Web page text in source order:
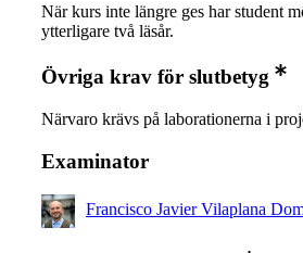
När kurs inte längre ges har student
ytterligare två läsår.
Övriga krav för slutbetyg
Närvaro krävs på laborationerna i
Examinator
Francisco Javier Vilaplana